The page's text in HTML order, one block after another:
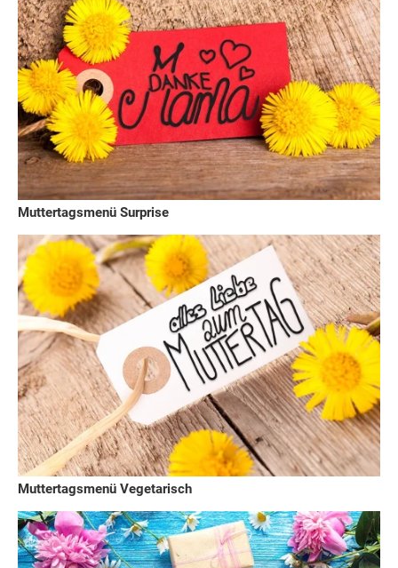
Muttertagsmenü Surprise
Muttertagsmenü Vegetarisch